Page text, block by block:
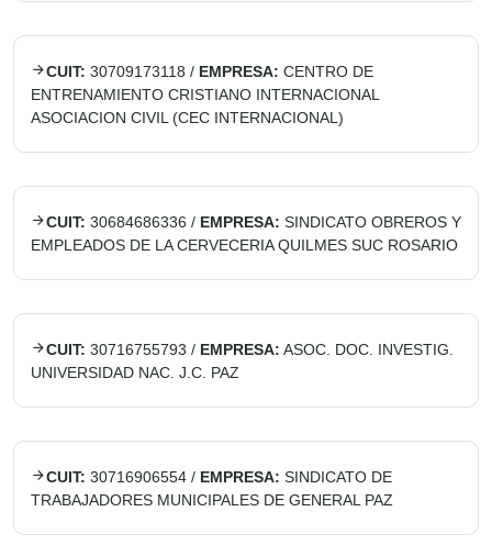
CUIT: 30709173118 / EMPRESA: CENTRO DE
ENTRENAMIENTO CRISTIANO INTERNACIONAL
ASOCIACION CIVIL (CEC INTERNACIONAL)
CUIT: 30684686336 / EMPRESA: SINDICATO OBREROS Y
EMPLEADOS DE LA CERVECERIA QUILMES SUC ROSARIO
CUIT: 30716755793 / EMPRESA: ASOC. DOC. INVESTIG.
UNIVERSIDAD NAC. J.C. PAZ
CUIT: 30716906554 / EMPRESA: SINDICATO DE
TRABAJADORES MUNICIPALES DE GENERAL PAZ